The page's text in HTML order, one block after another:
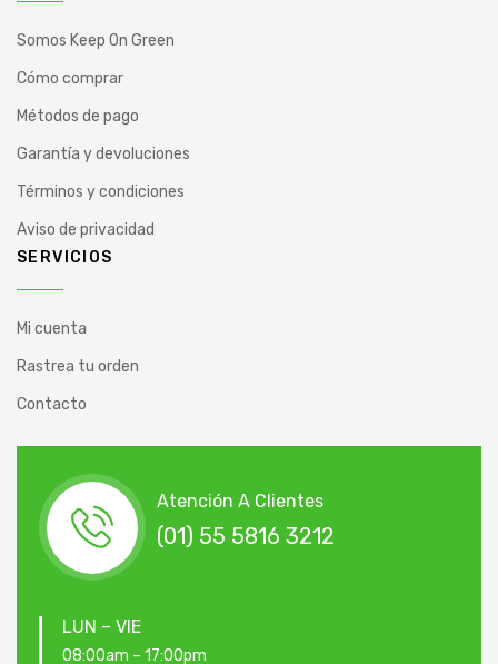
Somos Keep On Green
Cómo comprar
Métodos de pago
Garantía y devoluciones
Términos y condiciones
Aviso de privacidad
SERVICIOS
Mi cuenta
Rastrea tu orden
Contacto
Atención A Clientes
(01) 55 5816 3212
LUN – VIE
08:00am – 17:00pm